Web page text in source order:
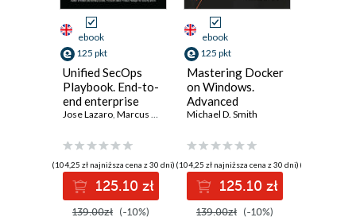
ebook
125 pkt
Unified SecOps
Playbook. End-to-
end enterprise
security with
Sentinel, Defender
XDR, and Security
Copilot
Jose Lazaro, Marcus Burnap Rod Trent
(104,25 zł najniższa cena z 30 dni)
125.10 zł
139.00zł (-10%)
ebook
125 pkt
Mastering Docker
on Windows.
Advanced
containerization
enterprise-grade
Windows
environments
Michael D. Smith
(104,25 zł najniższa cena z 30 dni)
125.10 zł
139.00zł (-10%)
(111,75 zł